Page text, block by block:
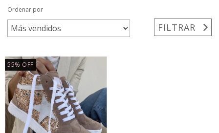
Ordenar por
FILTRAR
55% OFF